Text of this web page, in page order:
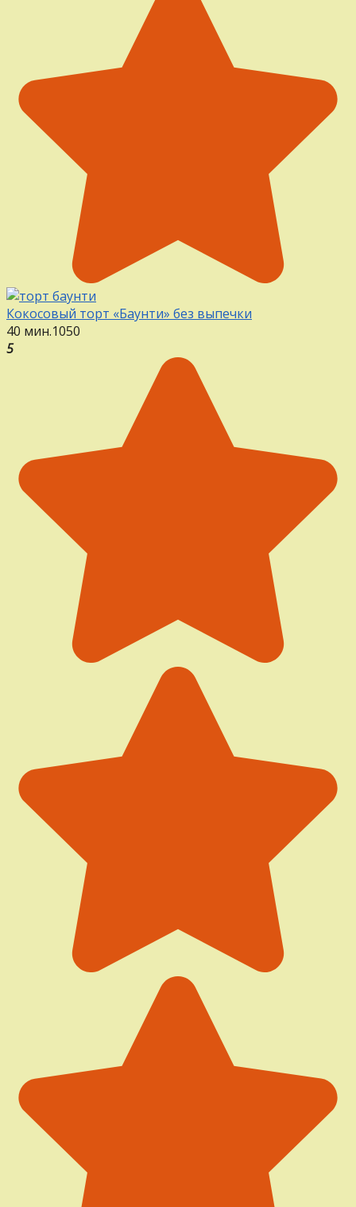
Кокосовый торт «Баунти» без выпечки
40 мин.1050
5